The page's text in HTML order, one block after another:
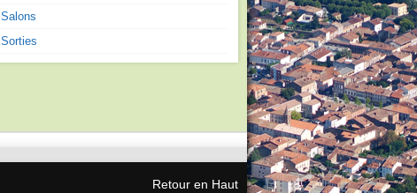
Salons
Sorties
Retour en Haut